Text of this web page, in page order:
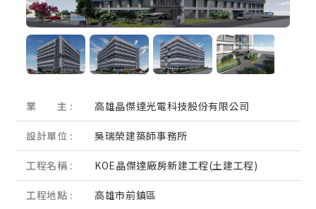
業 主 : 高雄晶傑達光電科技股份有限公司
設計單位 : 吳瑞榮建築師事務所
工程名稱 : KOE晶傑達廠房新建工程(土建工程)
工程地點 : 高雄市前鎮區